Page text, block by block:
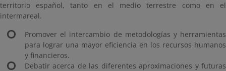
territorio español, tanto en el medio terrestre como en el
intermareal.
Promover el intercambio de metodologías y herramientas
para lograr una mayor eficiencia en los recursos humanos
y financieros.
Debatir acerca de las diferentes aproximaciones y futuras